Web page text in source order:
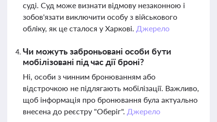
суді. Суд може визнати відмову незаконною і
зобов'язати виключити особу з військового
обліку, як це сталося у Харкові. Джерело
Чи можуть заброньовані особи бути
мобілізовані під час дії броні?
Ні, особи з чинним бронюванням або
відстрочкою не підлягають мобілізації. Важливо,
щоб інформація про бронювання була актуально
внесена до реєстру "Оберіг". Джерело